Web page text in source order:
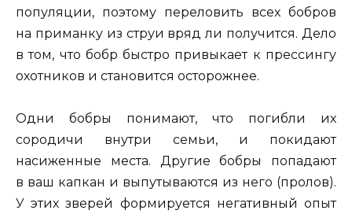
популяции, поэтому переловить всех бобров
на приманку из струи вряд ли получится. Дело
в том, что бобр быстро привыкает к прессингу
охотников и становится осторожнее.
Одни бобры понимают, что погибли их
сородичи внутри семьи, и покидают
насиженные места. Другие бобры попадают
в ваш капкан и выпутываются из него (пролов).
У этих зверей формируется негативный опыт